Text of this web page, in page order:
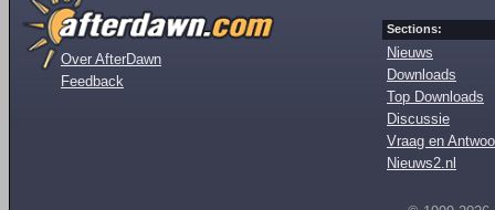
Over AfterDawn
Feedback
Sections:
Nieuws
Downloads
Top Downloads
Discussie
Vraag en
Nieuws2.nl